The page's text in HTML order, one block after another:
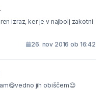
izraz, ker je v najbolj zakotni
26. nov 2016 ob 16:42
jih obiščem😉